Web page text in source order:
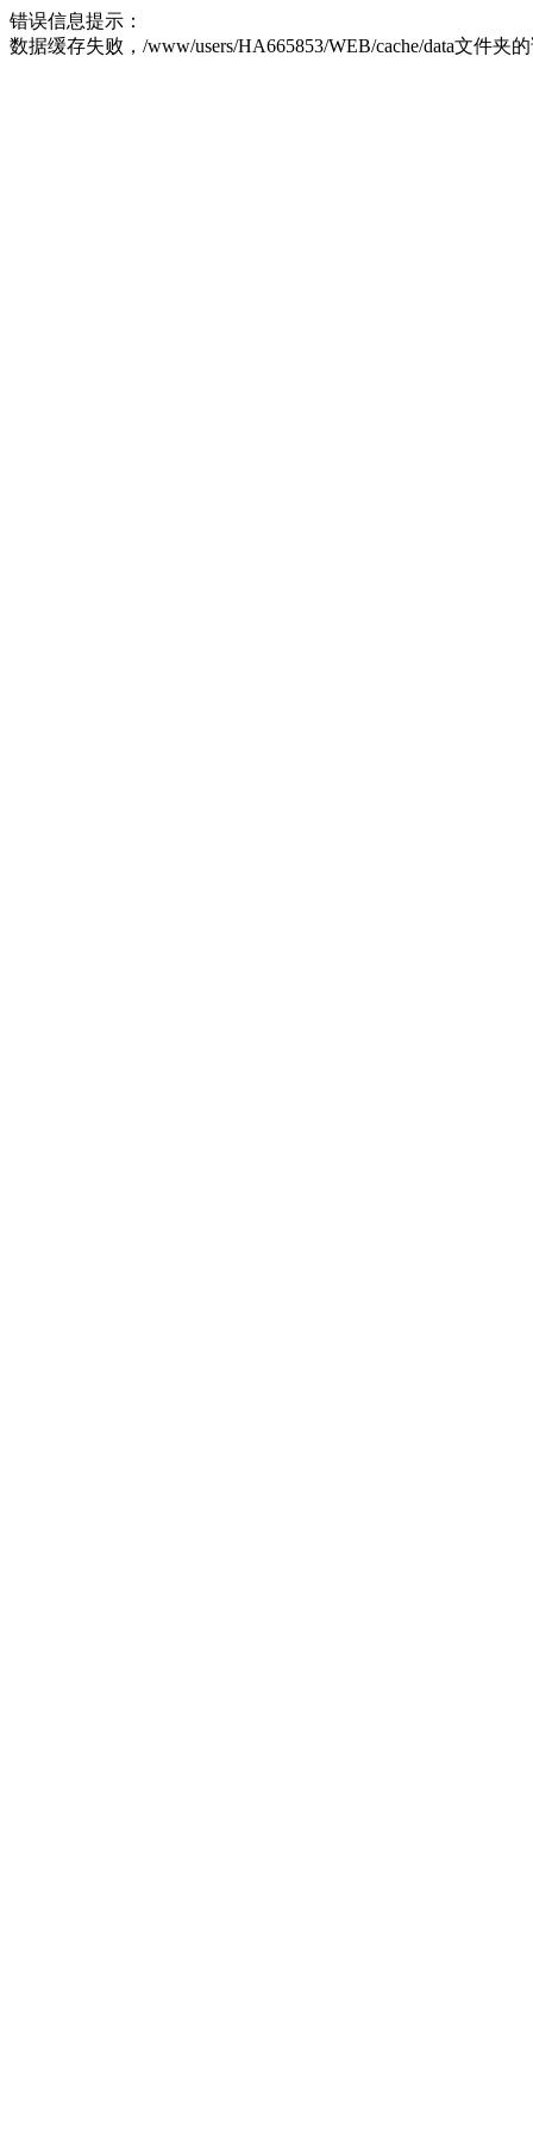
错误信息提示：
数据缓存失败，/www/users/HA665853/WEB/cache/data文件夹